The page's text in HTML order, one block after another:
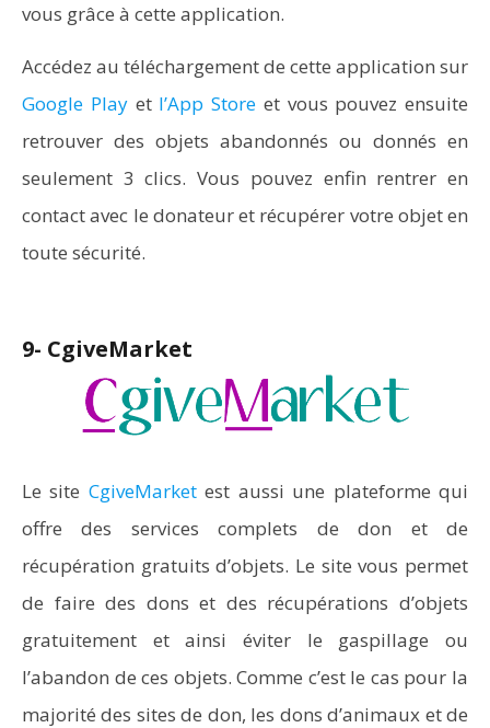
vous grâce à cette application.
Accédez au téléchargement de cette application sur
Google Playet l’App Store et vous pouvez ensuite
retrouver des objets abandonnés ou donnés en
seulement 3 clics. Vous pouvez enfin rentrer en
contact avec le donateur et récupérer votre objet en
toute sécurité.
9- CgiveMarket
Le site CgiveMarketest aussi une plateforme qui
offre des services complets de don et de
récupération gratuits d’objets. Le site vous permet
de faire des dons et des récupérations d’objets
gratuitement et ainsi éviter le gaspillage ou
l’abandon de ces objets. Comme c’est le cas pour la
majorité des sites de don, les dons d’animaux et de